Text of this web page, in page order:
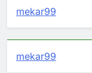
mekar99
mekar99